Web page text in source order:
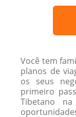
Você tem
planos de
os seus
primeiro
Tibetano